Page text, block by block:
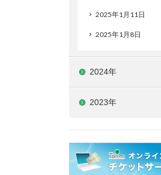
2025年1月11日
2025年1月8日
2024年
2023年